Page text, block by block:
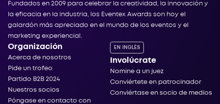
Fundados en 2009 para celebrar la creatividad, la innovación y
la eficacia en la industria, los Eventex Awards son hoy el
galardón más apreciado en el mundo de los eventos y el
marketing experiencial.
Organización
Acerca de nosotros
Pide un trofeo
Partido B2B 2024
Nuestros socios
Póngase en contacto con
EN INGLÉS
Involúcrate
Nomine a un juez
Conviértete en patrocinador
Conviértase en socio de medios